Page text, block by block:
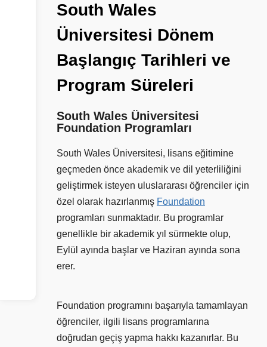
South Wales
Üniversitesi Dönem
Başlangıç Tarihleri ve
Program Süreleri
South Wales Üniversitesi
Foundation Programları
South Wales Üniversitesi, lisans eğitimine
geçmeden önce akademik ve dil yeterliliğini
geliştirmek isteyen uluslararası öğrenciler için
özel olarak hazırlanmış Foundation
programları sunmaktadır. Bu programlar
genellikle bir akademik yıl sürmekte olup,
Eylül ayında başlar ve Haziran ayında sona
erer.
Foundation programını başarıyla tamamlayan
öğrenciler, ilgili lisans programlarına
doğrudan geçiş yapma hakkı kazanırlar. Bu